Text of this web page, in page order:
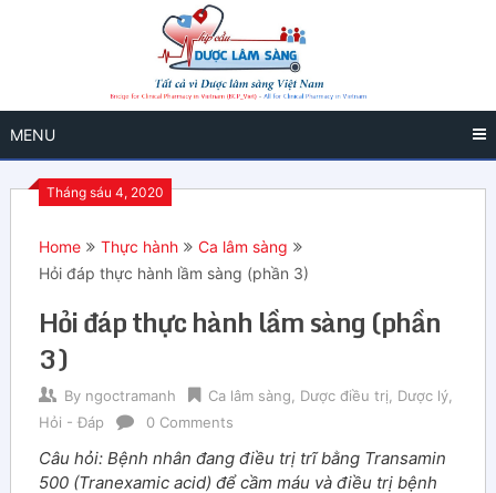
MENU
Tháng sáu 4, 2020
Home Thực hành
Ca lâm sàng
Hỏi đáp thực hành lầm sàng (phần 3)
Hỏi đáp thực hành lầm sàng (phần
3)
By ngoctramanh Ca lâm sàng Dược điều trị Dược lý,
Hỏi - Đáp
0 Comments
Câu hỏi: Bệnh nhân đang điều trị trĩ bằng Transamin
500 (Tranexamic acid) để cầm máu và điều trị bệnh